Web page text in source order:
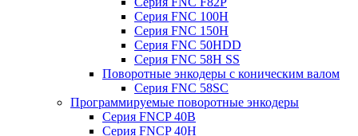
Серия FNC 100H
Серия FNC 150H
Серия FNC 50HDD
Серия FNC 58H SS
Поворотные энкодеры с коническим валом
Серия FNC 58SC
Программируемые поворотные энкодеры
Серия FNCP 40B
Серия FNCP 40H